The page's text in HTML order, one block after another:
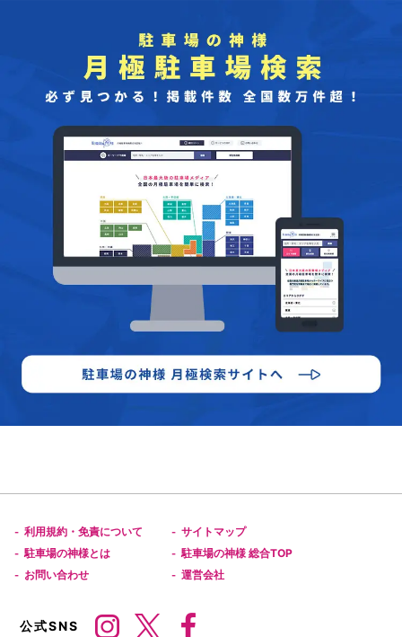
- 利用規約・免責について - サイトマップ
- 駐車場の神様とは - 駐車場の神様 総合TOP
- お問い合わせ - 運営会社
公式SNS